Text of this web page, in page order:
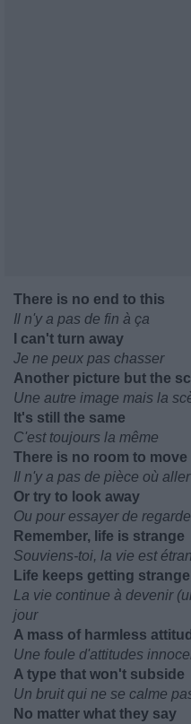
There is no end to this
Il n'y a pas de fin à ça
I can't turn away
Je ne peux pas chasser
Another picture but the
Une autre image mais la
It's still the same
C'est toujours la même
There is no room to move
Il n'y a pas de pièce où
Or try to look away
Ou pour essayer de
Remember, life is strange
Souviens-toi, la vie est
Life keeps getting
La vie continue à devenir
jour
A mass of harmless
Une foule d'attitudes
A type that won't subside
Un bruit qui ne se calme
No matter what they say